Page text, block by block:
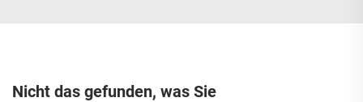
Nicht das gefunden, was Sie